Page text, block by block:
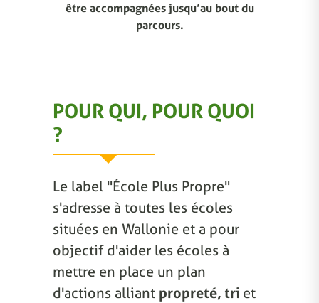
être accompagnées jusqu’au bout du
parcours.
POUR QUI, POUR QUOI
?
Le label "École Plus Propre"
s'adresse à toutes les écoles
situées en Wallonie et a pour
objectif d'aider les écoles à
mettre en place un plan
d'actions alliant propreté, tri et